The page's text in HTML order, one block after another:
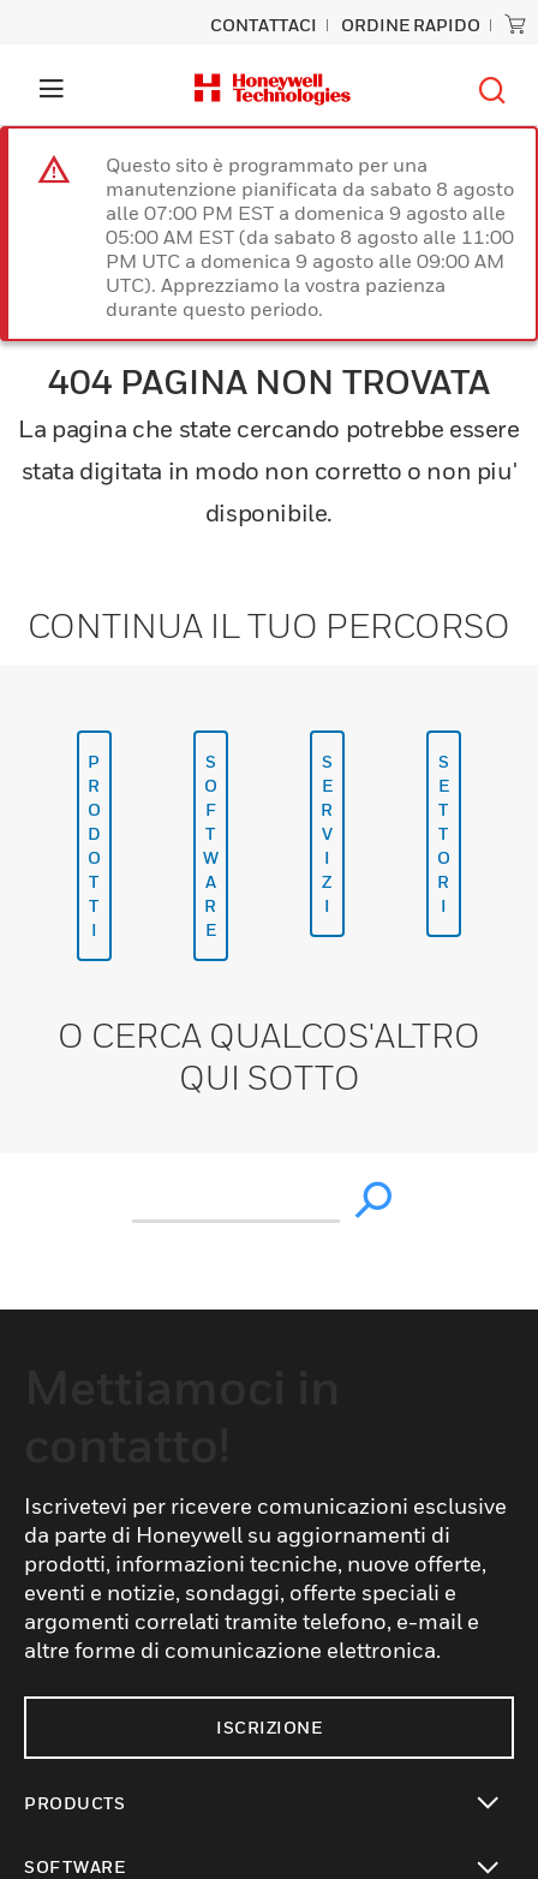
CONTATTACI ORDINE RAPIDO
Questo sito è programmato per una
manutenzione pianificata da sabato 8 agosto
alle 07:00 PM EST a domenica 9 agosto alle
05:00 AM EST (da sabato 8 agosto alle 11:00
PM UTC a domenica 9 agosto alle 09:00 AM
UTC). Apprezziamo la vostra pazienza
durante questo periodo.
404 PAGINA NON TROVATA
La pagina che state cercando potrebbe essere
stata digitata in modo non corretto o non piu'
disponibile.
CONTINUA IL TUO PERCORSO
P
R
O
D
O
T
T
I
S
O
F
T
W
A
R
E
S
E
R
V
I
Z
I
S
E
T
T
O
R
I
O CERCA QUALCOS'ALTRO
QUI SOTTO
Iscrivetevi per ricevere comunicazioni esclusive
da parte di Honeywell su aggiornamenti di
prodotti, informazioni tecniche, nuove offerte,
eventi e notizie, sondaggi, offerte speciali e
argomenti correlati tramite telefono, e-mail e
altre forme di comunicazione elettronica.
ISCRIZIONE
PRODUCTS
SOFTWARE